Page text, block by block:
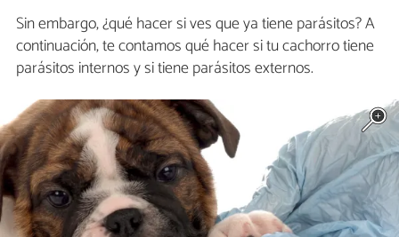
Sin embargo, ¿qué hacer si ves que ya tiene parásitos? A
continuación, te contamos qué hacer si tu cachorro tiene
parásitos internos y si tiene parásitos externos.